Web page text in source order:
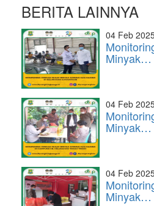
BERITA LAINNYA
04 Feb
Minyak…
04 Feb
Minyak…
04 Feb
Minyak…